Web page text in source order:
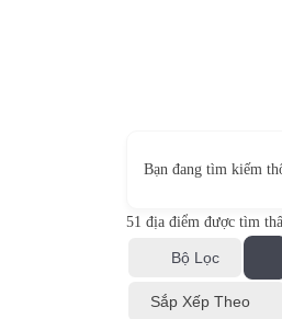
Bạn đang tìm kiếm
51 địa điểm được tìm
Bộ Lọc
Sắp Xếp Theo